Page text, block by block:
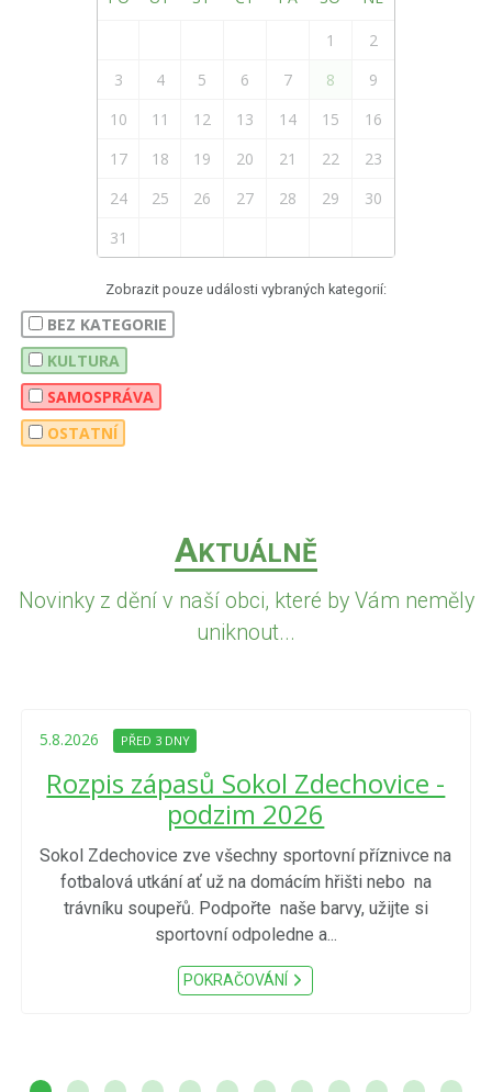
1
2
3
4 5 6 7 8
9
10
11 12 13 14 15
16
17
18 19 20 21 22
23
24
25 26 27 28 29
30
31
Zobrazit pouze události vybraných kategorií:
BEZ KATEGORIE
KULTURA
SAMOSPRÁVA
OSTATNÍ
AKTUÁLNĚ
Novinky z dění v naší obci, které by Vám neměly
uniknout...
5.8.2026 PŘED 3 DNY
Rozpis zápasů Sokol Zdechovice -
podzim 2026
Sokol Zdechovice zve všechny sportovní příznivce na
fotbalová utkání ať už na domácím hřišti nebo na
trávníku soupeřů. Podpořte naše barvy, užijte si
sportovní odpoledne a...
POKRAČOVÁNÍ